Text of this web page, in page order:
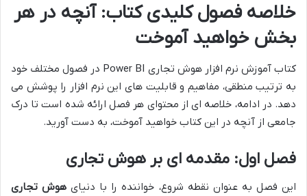
خلاصه فصول کلیدی کتاب: آنچه در هر
بخش خواهید آموخت
کتاب آموزش نرم افزار هوش تجاری Power BI در فصول مختلف خود
به ترتیب منطقی، مفاهیم و قابلیت های این نرم افزار را پوشش می
دهد. در ادامه، خلاصه ای از محتوای هر فصل ارائه شده است تا درک
جامعی از آنچه در این کتاب خواهید آموخت، به دست آورید.
فصل اول: مقدمه ای بر هوش تجاری
این فصل به عنوان نقطه شروع، خواننده را با دنیای هوش تجاری